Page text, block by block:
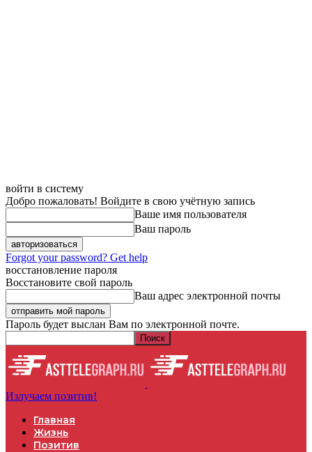
войти в систему
Добро пожаловать! Войдите в свою учётную запись
Ваше имя пользователя
Ваш пароль
Forgot your password? Get help
восстановление пароля
Восстановите свой пароль
Ваш адрес электронной почты
Пароль будет выслан Вам по электронной почте.
Излучаем позитив!
Главная
Жизнь
Позитив